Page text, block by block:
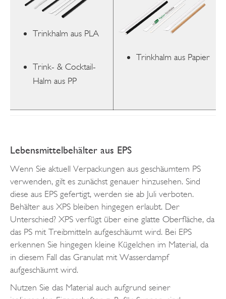
Trinkhalm aus PLA
Trink- & Cocktail-
Halm aus PP
Trinkhalm aus Papier
Lebensmittelbehälter aus EPS
Wenn Sie aktuell Verpackungen aus geschäumtem PS
verwenden, gilt es zunächst genauer hinzusehen. Sind
diese aus EPS gefertigt, werden sie ab Juli verboten.
Behälter aus XPS bleiben hingegen erlaubt. Der
Unterschied? XPS verfügt über eine glatte Oberfläche, da
das PS mit Treibmitteln aufgeschäumt wird. Bei EPS
erkennen Sie hingegen kleine Kügelchen im Material, da
in diesem Fall das Granulat mit Wasserdampf
aufgeschäumt wird.
Nutzen Sie das Material auch aufgrund seiner